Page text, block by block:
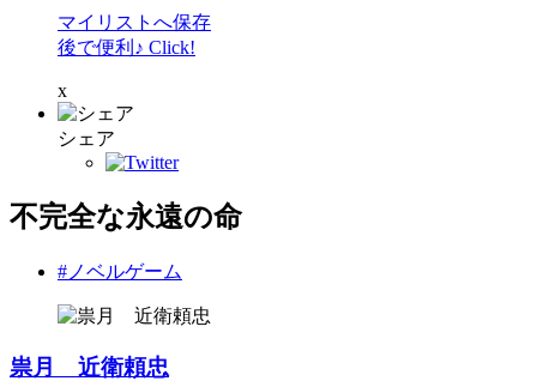
マイリストへ保存
後で便利♪ Click!
x
シェア
不完全な永遠の命
#ノベルゲーム
祟月 近衛頼忠